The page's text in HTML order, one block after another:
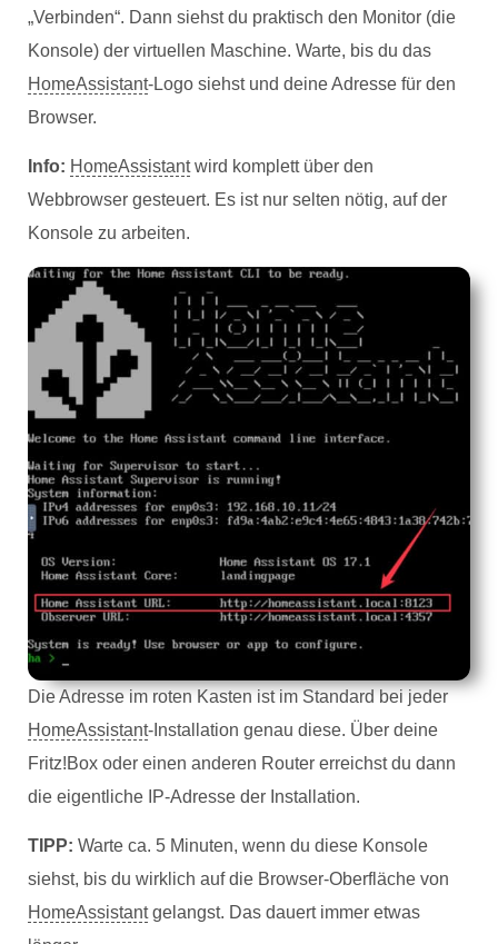
„Verbinden“. Dann siehst du praktisch den Monitor (die
Konsole) der virtuellen Maschine. Warte, bis du das
HomeAssistant-Logo siehst und deine Adresse für den
Browser.
Info: HomeAssistantwird komplett über den
Webbrowser gesteuert. Es ist nur selten nötig, auf der
Konsole zu arbeiten.
Die Adresse im roten Kasten ist im Standard bei jeder
HomeAssistant-Installation genau diese. Über deine
Fritz!Box oder einen anderen Router erreichst du dann
die eigentliche IP-Adresse der Installation.
TIPP: Warte ca. 5 Minuten, wenn du diese Konsole
siehst, bis du wirklich auf die Browser-Oberfläche von
HomeAssistantgelangst. Das dauert immer etwas